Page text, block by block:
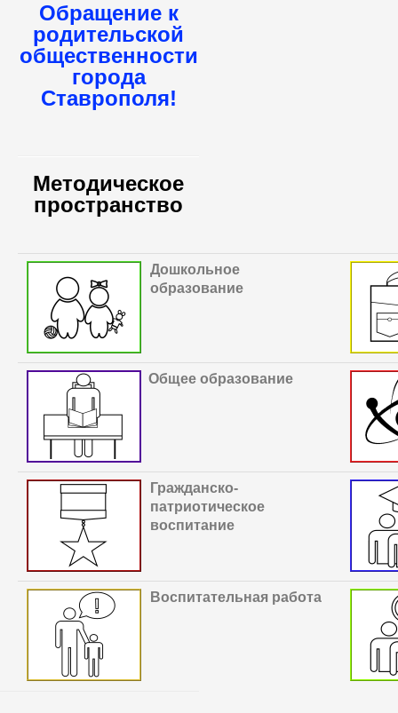
Обращение к
родительской
общественности
города
Ставрополя!
Методическое
пространство
Дошкольное
образование
Общее образование
Гражданско-
патриотическое
воспитание
Воспитательная работа